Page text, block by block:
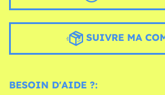
SUIVRE MA
BESOIN D'AIDE ?: